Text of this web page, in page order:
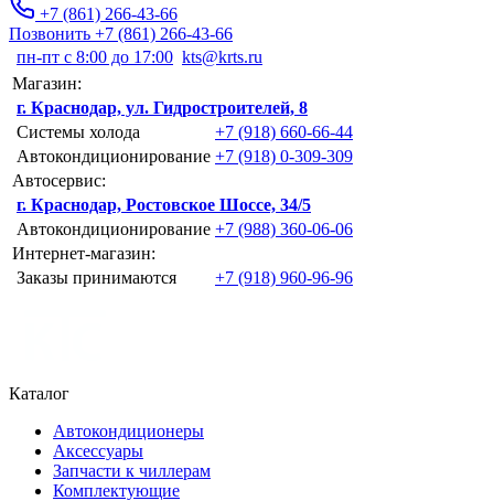
+7 (861) 266-43-66
Позвонить +7 (861) 266-43-66
пн-пт с 8:00 до 17:00 kts@krts.ru
Магазин:
г. Краснодар, ул. Гидростроителей, 8
Системы холода
+7 (918) 660-66-44
Автокондиционирование +7 (918) 0-309-309
Автосервис:
г. Краснодар, Ростовское Шоссе, 34/5
Автокондиционирование +7 (988) 360-06-06
Интернет-магазин:
Заказы принимаются
+7 (918) 960-96-96
Каталог
Автокондиционеры
Аксессуары
Запчасти к чиллерам
Комплектующие